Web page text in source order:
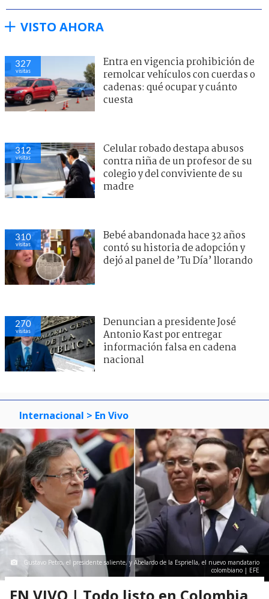
VISTO AHORA
327
visitas
Entra en vigencia prohibición de
remolcar vehículos con cuerdas o
cadenas: qué ocupar y cuánto
cuesta
312
visitas
Celular robado destapa abusos
contra niña de un profesor de su
colegio y del conviviente de su
madre
310
visitas
Bebé abandonada hace 32 años
contó su historia de adopción y
dejó al panel de ’Tu Día’ llorando
270
visitas
Denuncian a presidente José
Antonio Kast por entregar
información falsa en cadena
nacional
Internacional > En Vivo
Gustavo Petro, el presidente saliente, y Abelardo de la Espriella, el nuevo mandatario
colombiano | EFE